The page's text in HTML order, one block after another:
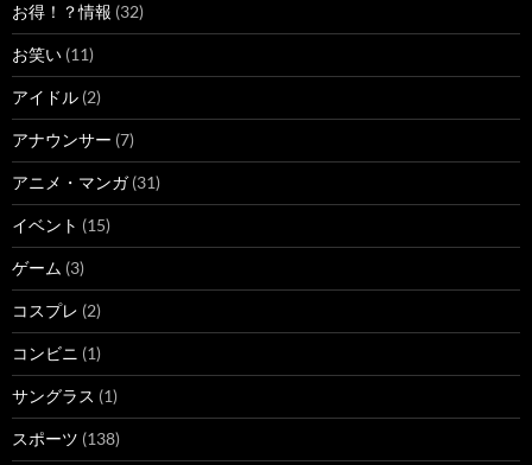
お得！？情報 (32)
お笑い (11)
アイドル (2)
アナウンサー (7)
アニメ・マンガ(31)
イベント (15)
ゲーム (3)
コスプレ (2)
コンビニ (1)
サングラス (1)
スポーツ (138)